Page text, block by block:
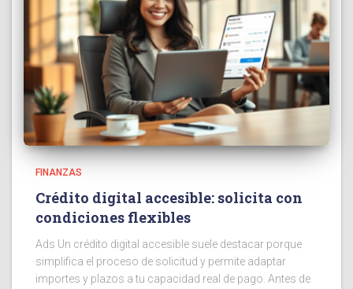
FINANZAS
Crédito digital accesible: solicita con
condiciones flexibles
Ads Un crédito digital accesible suele destacar porque
simplifica el proceso de solicitud y permite adaptar
importes y plazos a tu capacidad real de pago. Antes de